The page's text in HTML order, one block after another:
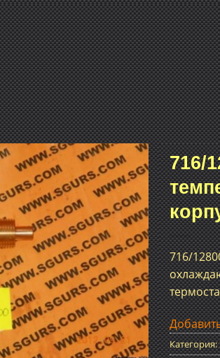
Добавить
в список
желаний
716/
716/
Категория: